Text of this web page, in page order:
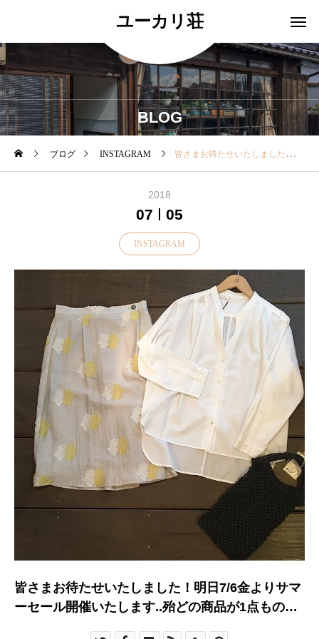
ユーカリ荘
BLOG
ブログ INSTAGRAM 皆さまお待たせいたしました！明日7/6金よりサマーセール開催いたします..殆どの商品が1点ものですのでお早めにお越しくださいませ！.▼一部、SALE除外品がございます▼ご了承くださいませ！.ご紹介した、夏コーディネートはいかがでしたか？.本日は18時まで営業中明日も11:00より皆さまのご来店おまちしております♡.#松江#島根#ユーカリ荘#yukarisou#古民家#セレクトショップ#雑貨#雑貨屋#サマーセール#summersale#セール#SALE#2018ss#お買い得
2018
07 05
INSTAGRAM
皆さまお待たせいたしました！明日7/6金よりサマ
ーセール開催いたします..殆どの商品が1点もので